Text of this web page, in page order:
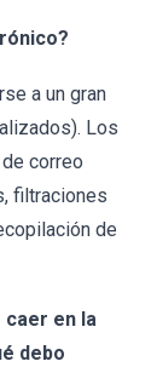
a un gran
Los
correo
filtraciones
de
en la
debo